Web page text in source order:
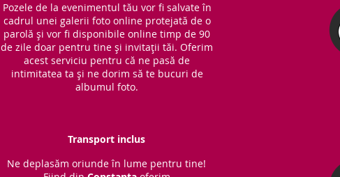
Pozele de la evenimentul tău vor fi salvate în
cadrul unei galerii foto online protejată de o
parolă și vor fi disponibile online timp de 90
de zile doar pentru tine și invitații tăi. Oferim
acest serviciu pentru că ne pasă de
intimitatea ta și ne dorim să te bucuri de
albumul foto.
Transport inclus
Ne deplasăm oriunde în lume pentru tine!